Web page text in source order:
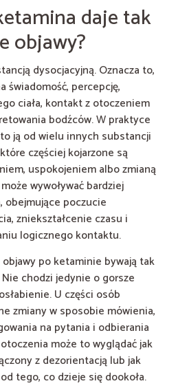
daje tak
objawy?
dysocjacyjną. Oznacza to,
świadomość, percepcję,
ciała, kontakt z otoczeniem
bodźców. W praktyce
ją od wielu innych substancji
częściej kojarzone są
uspokojeniem albo zmianą
wywoływać bardziej
obejmujące poczucie
zniekształcenie czasu i
logicznego kontaktu.
po ketaminie bywają tak
chodzi jedynie o gorsze
U części osób
zmiany w sposobie mówienia,
na pytania i odbierania
może to wyglądać jak
z dezorientacją lub jak
tego, co dzieje się dookoła.